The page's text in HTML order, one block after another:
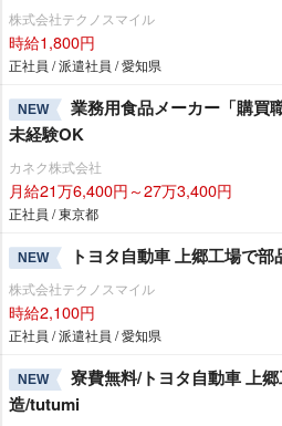
株式会社テクノスマイル
時給1,800円
正社員 / 派遣社員 / 愛知県
NEW
業務用食品メーカー「購買
未経験OK
カネク株式会社
月給21万6,400円～27万3,400円
正社員 / 東京都
NEW トヨタ自動車 上郷工場で
株式会社テクノスマイル
時給2,100円
正社員 / 派遣社員 / 愛知県
NEW
寮費無料/トヨタ自動車 上
造/tutumi